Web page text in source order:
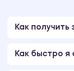
Как получить
Как быстро я